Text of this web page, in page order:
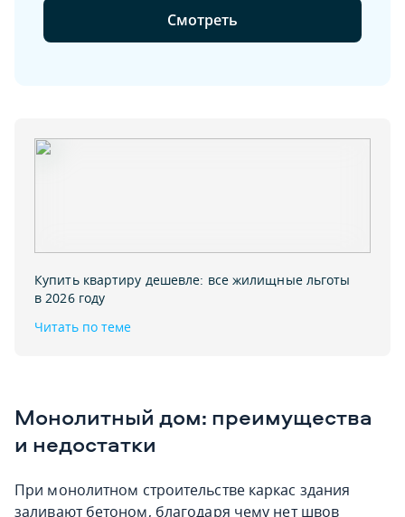
Смотреть
Купить квартиру дешевле: все жилищные льготы
в 2026 году
Читать по теме
Монолитный дом: преимущества
и недостатки
При монолитном строительстве каркас здания
заливают бетоном, благодаря чему нет швов